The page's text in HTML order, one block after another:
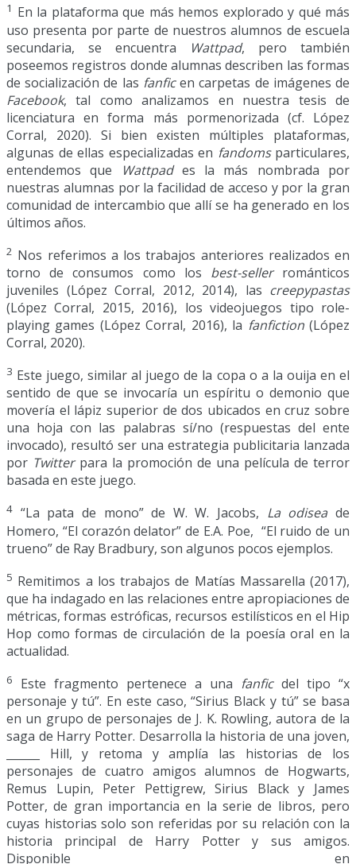
1 En la plataforma que más hemos explorado y qué más
uso presenta por parte de nuestros alumnos de escuela
secundaria, se encuentra
Wattpad, pero también
poseemos registros donde alumnas describen las formas
de socialización de las fanficen carpetas de imágenes de
Facebook, tal como analizamos en nuestra tesis de
licenciatura en forma más pormenorizada (cf. López
Corral, 2020). Si bien existen múltiples plataformas,
algunas de ellas especializadas en fandomsparticulares,
entendemos que
Wattpades la más nombrada por
nuestras alumnas por la facilidad de acceso y por la gran
comunidad de intercambio que allí se ha generado en los
últimos años.
2 Nos referimos a los trabajos anteriores realizados en
torno de consumos como los best-sellerrománticos
juveniles (López Corral, 2012, 2014), las creepypastas
(López Corral, 2015, 2016), los videojuegos tipo role-
playing games (López Corral, 2016), la fanfiction(López
Corral, 2020).
3 Este juego, similar al juego de la copa o a la ouija en el
sentido de que se invocaría un espíritu o demonio que
movería el lápiz superior de dos ubicados en cruz sobre
una hoja con las palabras sí/no (respuestas del ente
invocado), resultó ser una estrategia publicitaria lanzada
por Twitterpara la promoción de una película de terror
basada en este juego.
4 “La pata de mono” de W. W. Jacobs, La odisea de
Homero, “El corazón delator” de E.A. Poe, “El ruido de un
trueno” de Ray Bradbury, son algunos pocos ejemplos.
5 Remitimos a los trabajos de Matías Massarella (2017),
que ha indagado en las relaciones entre apropiaciones de
métricas, formas estróficas, recursos estilísticos en el Hip
Hop como formas de circulación de la poesía oral en la
actualidad.
6 Este fragmento pertenece a una fanficdel tipo “x
personaje y tú”. En este caso, “Sirius Black y tú” se basa
en un grupo de personajes de J. K. Rowling, autora de la
saga de Harry Potter. Desarrolla la historia de una joven,
______ Hill, y retoma y amplía las historias de los
personajes de cuatro amigos alumnos de Hogwarts,
Remus Lupin, Peter Pettigrew, Sirius Black y James
Potter, de gran importancia en la serie de libros, pero
cuyas historias solo son referidas por su relación con la
historia principal de Harry Potter y sus amigos.
Disponible en